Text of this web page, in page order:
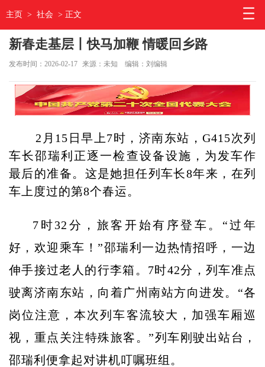
主页 > 社会 > 正文
新春走基层丨快马加鞭 情暖回乡路
发布时间：2026-02-17 来源：未知 编辑：刘编辑
2月15日早上7时，济南东站，G415次列
车长邵瑞利正逐一检查设备设施，为发车作
最后的准备。这是她担任列车长8年来，在列
车上度过的第8个春运。
7时32分，旅客开始有序登车。“过年
好，欢迎乘车！”邵瑞利一边热情招呼，一边
伸手接过老人的行李箱。7时42分，列车准点
驶离济南东站，向着广州南站方向进发。“各
岗位注意，本次列车客流较大，加强车厢巡
视，重点关注特殊旅客。”列车刚驶出站台，
邵瑞利便拿起对讲机叮嘱班组。